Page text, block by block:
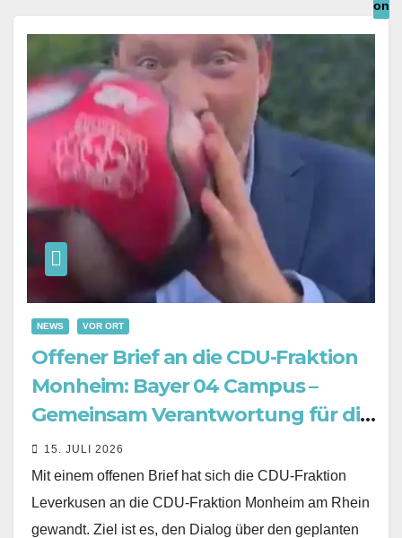
font_download Mark links
Reset all options
cached
Leave feedback
Accessibility
statement
NEWS VOR ORT
Offener Brief an die CDU-Fraktion
Monheim: Bayer 04 Campus –
Gemeinsam Verantwortung für die
Zukunft übernehmen
15. JULI 2026
Mit einem offenen Brief hat sich die CDU-Fraktion
Leverkusen an die CDU-Fraktion Monheim am Rhein
gewandt. Ziel ist es, den Dialog über den geplanten